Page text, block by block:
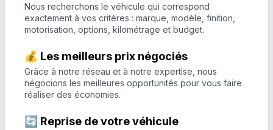
Nous recherchons le véhicule qui correspond
exactement à vos critères : marque, modèle, finition,
motorisation, options, kilométrage et budget.
💰 Les meilleurs prix négociés
Grâce à notre réseau et à notre expertise, nous
négocions les meilleures opportunités pour vous faire
réaliser des économies.
🔄 Reprise de votre véhicule